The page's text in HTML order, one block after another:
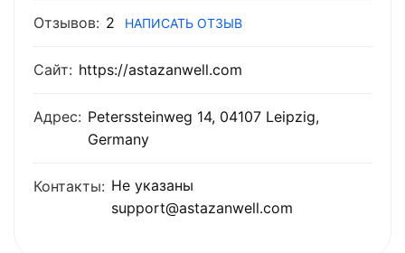
Отзывов: 2 НАПИСАТЬ ОТЗЫВ
Сайт: https://astazanwell.com
Адрес: Peterssteinweg 14, 04107 Leipzig,
Germany
Контакты: Не указаны
support@astazanwell.com